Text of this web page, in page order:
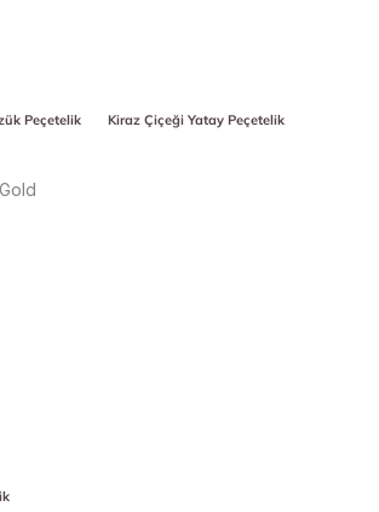
Peçetelik
Kiraz Çiçeği Yatay Peçetelik